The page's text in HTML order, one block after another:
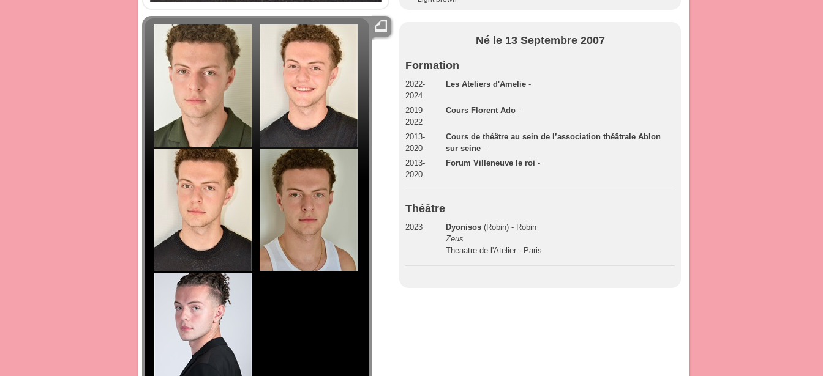
Né le 13 Septembre 2007
Formation
2022-
2024
Les Ateliers d'Amelie -
2019-
2022
Cours Florent Ado -
2013-
2020
Cours de théâtre au sein de l’association théâtrale Ablon
sur seine -
2013-
2020
Forum Villeneuve le roi -
Théâtre
2023 Dyonisos (Robin) - Robin
Zeus
Theaatre de l'Atelier - Paris